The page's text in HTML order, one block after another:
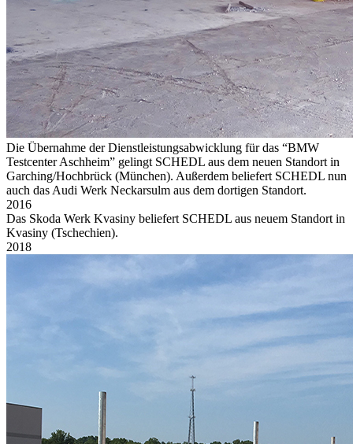
Die Übernahme der Dienstleistungsabwicklung für das “BMW
Testcenter Aschheim” gelingt SCHEDL aus dem neuen Standort in
Garching/Hochbrück (München). Außerdem beliefert SCHEDL nun
auch das Audi Werk Neckarsulm aus dem dortigen Standort.
2016
Das Skoda Werk Kvasiny beliefert SCHEDL aus neuem Standort in
Kvasiny (Tschechien).
2018